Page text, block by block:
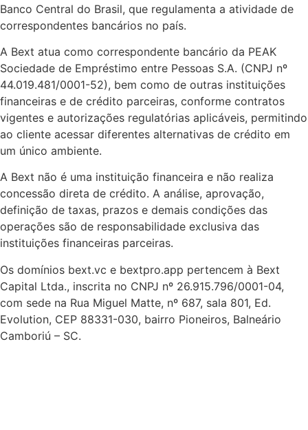
Banco Central do Brasil, que regulamenta a atividade de
correspondentes bancários no país.
A Bext atua como correspondente bancário da PEAK
Sociedade de Empréstimo entre Pessoas S.A. (CNPJ nº
44.019.481/0001-52), bem como de outras instituições
financeiras e de crédito parceiras, conforme contratos
vigentes e autorizações regulatórias aplicáveis, permitindo
ao cliente acessar diferentes alternativas de crédito em
um único ambiente.
A Bext não é uma instituição financeira e não realiza
concessão direta de crédito. A análise, aprovação,
definição de taxas, prazos e demais condições das
operações são de responsabilidade exclusiva das
instituições financeiras parceiras.
Os domínios bext.vc e bextpro.app pertencem à Bext
Capital Ltda., inscrita no CNPJ nº 26.915.796/0001-04,
com sede na Rua Miguel Matte, nº 687, sala 801, Ed.
Evolution, CEP 88331-030, bairro Pioneiros, Balneário
Camboriú – SC.